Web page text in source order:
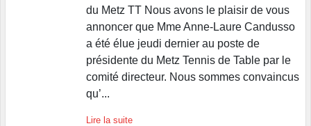
du Metz TT Nous avons le plaisir de vous
annoncer que Mme Anne-Laure Candusso
a été élue jeudi dernier au poste de
présidente du Metz Tennis de Table par le
comité directeur. Nous sommes convaincus
qu’...
Lire la suite